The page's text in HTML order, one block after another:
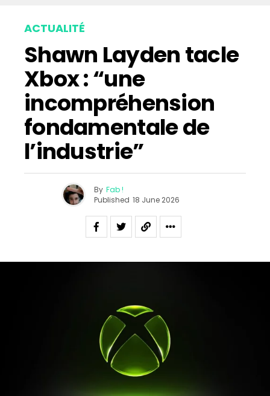
ACTUALITÉ
Shawn Layden tacle
Xbox : “une
incompréhension
fondamentale de
l’industrie”
By Fab !
Published 18 June 2026